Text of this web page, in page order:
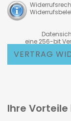
eine 256-bit
VERTRAG
Ihre Vorteile